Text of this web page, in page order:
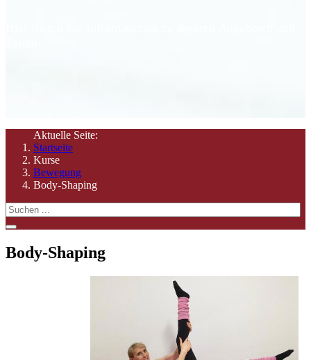
Aktuelle Seite:
Startseite
Kurse
Bewegung
Body-Shaping
Body-Shaping